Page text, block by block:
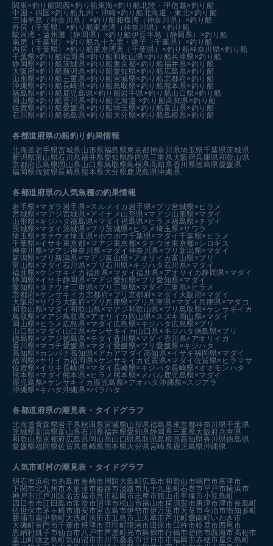
関東×釣り船関西×釣り船 東海×釣り船北陸・甲信越×釣り船
中国・四国×釣り船 九州・沖縄×釣り船北海道・東北×釣り船
三浦半島（神奈川県）×釣り船相模湾（神奈川県）×釣り船
外房（千葉県）×釣り船東京湾（神奈川県）×釣り船
駿河湾・遠州灘（静岡県）×釣り船伊豆半島（静岡県）×釣り船
南房（千葉県）×釣り船九十九里・銚子（千葉県）×釣り船
内房（千葉県）×釣り船東京湾奥（千葉県）×釣り船神奈川県×釣り船
千葉県×釣り船福岡県×釣り船和歌山県×釣り船兵庫県×釣り船
静岡県×釣り船茨城県×釣り船 東京都×釣り船福井県×釣り船
大阪府×釣り船 新潟県×釣り船愛知県×釣り船 広島県×釣り船
山形県×釣り船 三重県×釣り船宮城県×釣り船京都府×釣り船
沖縄県×釣り船長崎県×釣り船鳥取県×釣り船 熊本県×釣り船
福島県×釣り船 鹿児島県×釣り船岩手県×釣り船山口県×釣り船
岡山県×釣り船香川県×釣り船北海道 ×釣り船高知県×釣り船
佐賀県×釣り船愛媛県×釣り船埼玉県×釣り船富山県×釣り船
石川県×釣り船徳島県×釣り船 大分県×釣り船島根県×釣り船
各都道府県の船釣り釣果情報
北海道岩手県宮城県山形県福島県東京都神奈川県埼玉県千葉県茨城県
新潟県富山県石川県福井県愛知県静岡県三重県大阪府兵庫県和歌山県
京都府広島県岡山県山口県鳥取県島根県高知県香川県徳島県愛媛県
福岡県佐賀県長崎県熊本県大分県鹿児島県沖縄県
各都道府県の人気魚種の釣果情報
岩手県×マダラ 岩手県×スルメイカ 岩手県×ブリ宮城県×ヒラメ
宮城県×マアジ宮城県×アイナメ 山形県×マアジ山形県×マダイ
山形県×キジハタ福島県×マダイ福島県×ヒラメ福島県×チダイ
茨城県×マダイ 茨城県×ブリ茨城県×ヒラメ埼玉県×サワラ
埼玉県×タチウオ埼玉県×ホウボウ 千葉県×マダイ 千葉県×ヒラメ
千葉県×イサキ 東京都×マアジ 東京都×タチウオ東京都×シロギス
神奈川県×マアジ神奈川県×マダイ 神奈川県×ブリ 新潟県×マダイ
新潟県×ブリ 新潟県×マアジ富山県×アオリイカ富山県×ブリ
富山県×マダイ 石川県×ブリ石川県×キジハタ 石川県×マダイ
福井県×ケンサキイカ 福井県×マダイ福井県×アオリイカ 静岡県×マダイ
静岡県×イサキ 静岡県×マアジ愛知県×ブリ愛知県×マダイ
愛知県×タチウオ三重県×ブリ 三重県×マダイ 三重県×ヒラメ
京都府×ケンサキイカ 京都府×ブリ 京都府×マダイ 大阪府×マダイ
大阪府×サワラ 大阪府×ブリ兵庫県×ブリ兵庫県×マダイ兵庫県×マダコ
和歌山県×マダイ和歌山県×マアジ和歌山県×ブリ 鳥取県×ケンサキイカ
鳥取県×マアジ鳥取県×アオリイカ 岡山県×スズキ 岡山県×マダイ
岡山県×ヒラメ 広島県×マダイ 広島県×キジハタ 広島県×ブリ
山口県×マダイ 山口県×ケンサキイカ 山口県×キジハタ 徳島県×ブリ
徳島県×マアジ徳島県×チダイ 香川県×マダイ 香川県×アオリイカ
香川県×マゴチ愛媛県×マダイ 愛媛県×ブリ愛媛県×キジハタ
高知県×カンパチ高知県×アカアマダイ 高知県×イサキ福岡県×マダイ
福岡県×ヤリイカ福岡県×ケンサキイカ 佐賀県×マダイ 佐賀県×ヒラマサ
佐賀県×イサキ長崎県×マダイ 長崎県×キジハタ長崎県×オオモンハタ
熊本県×マダイ 熊本県×ヒラメ 熊本県×メバル鹿児島県×マダイ
鹿児島県×ケンサキイカ 鹿児島県×アオハタ沖縄県×スジアラ
沖縄県×キハダ沖縄県×バラハタ
各都道府県の潮見表 ・タイドグラフ
北海道青森県岩手県秋田県宮城県山形県福島県東京都神奈川県千葉県
茨城県新潟県富山県石川県福井県愛知県静岡県三重県大阪府兵庫県
和歌山県京都府広島県 岡山県山口県鳥取県島根県高知県香川県徳島県
愛媛県福岡県佐賀県長崎県熊本県大分県宮崎県鹿児島県沖縄県
人気市町村の潮見表・タイドグラフ
明石市浜松市糸島市長崎市周防大島町広島市和歌山市鳴門市富津市
下関市北九州市木更津市姫路市淡路市九十九里町石巻市平戸市横浜市
神戸市江戸川区 名古屋市呉市延岡市志摩市館山市平塚市小豆島町
四日市市江田島市常滑市沼津市松山市福山市横須賀市唐津市津市長島町
佐世保市茅ヶ崎市浦安市宮古島市伊勢市伊万里市天草市今治市南知多町
勝浦市南伊勢町大洗町浜田市五島市 上天草市芦北町愛南町いわき市
大磯町長門市千葉市焼津市亘理町境港市 田原市 臼杵市鈴鹿市西尾市
恩納村銚子市仙台市八戸市芦屋町光市舞鶴市行橋市碧南市西海市高松市
葉山町徳之島町気仙沼市市川市桑名市廿日市市福岡市赤穂市屋久島町